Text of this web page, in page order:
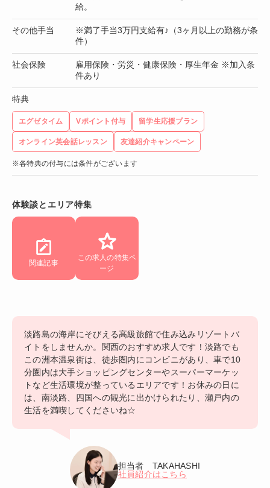
給。
その他手当
※満了手当3万円支給有♪（3ヶ月以上の勤務が条
件）
社会保険
雇用保険・労災・健康保険・厚生年金 ※加入条
件あり
特典
エグゼタイム Vポイント付与 留学生応援プラン
オンライン英会話レッスン 友達紹介キャンペーン
※各特典の付与には条件がございます
体験談とエリア特集
関連記事
この求人の特集ペ
ージ
淡路島の海岸にそびえる高級旅館で住み込みリゾートバ
イトをしませんか。関西のおすすめ求人です！淡路でも
この洲本温泉街は、徒歩圏内にコンビニがあり、車で10
分圏内は大手ショッピングセンターやスーパーマーケッ
トなど生活環境が整っているエリアです！お休みの日に
は、南淡路、四国への観光に出かけられたり、瀬戸内の
生活を満喫してくださいね☆
担当者 TAKAHASHI
社員紹介はこちら